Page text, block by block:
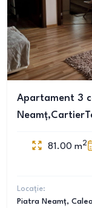
Apartament 3
81.00 m2
Locație:
Piatra Neamț,